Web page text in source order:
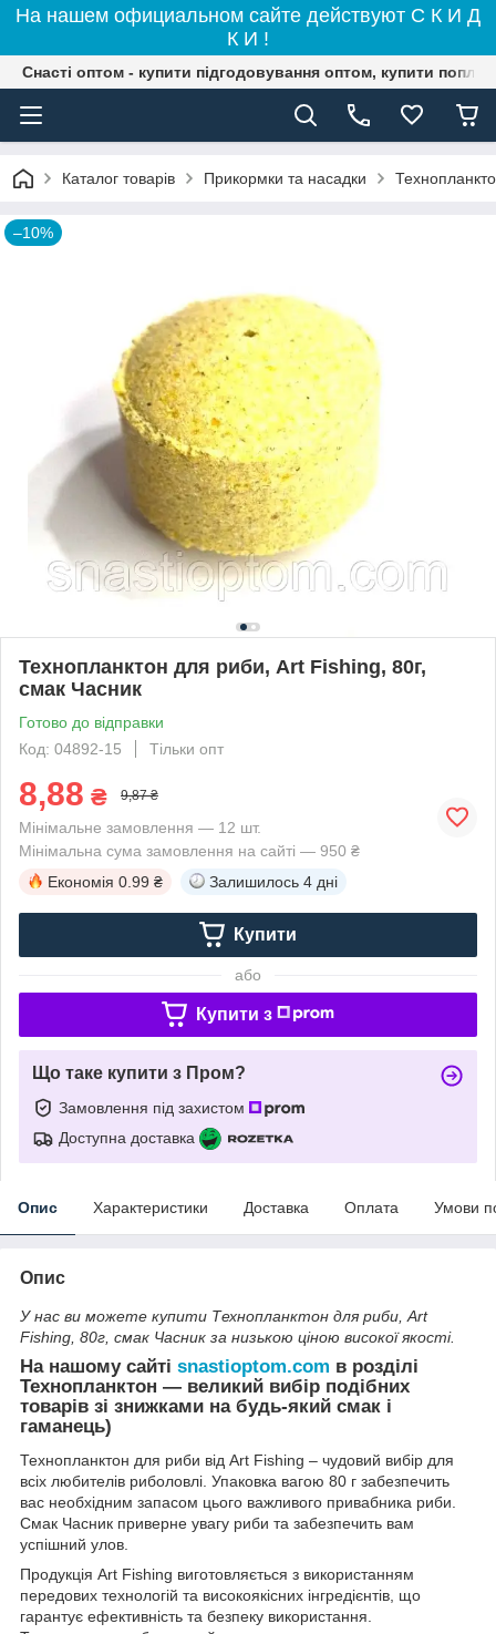
На нашем официальном сайте действуют С К И Д
К И !
Снасті оптом - купити підгодовування оптом, купити
Каталог товарів Прикормки та насадки
–10%
Технопланктон для риби, Art Fishing, 80г,
смак Часник
Готово до відправки
Код: 04892-15
Тільки опт
8,88 ₴ 9,87 ₴
Мінімальне замовлення — 12 шт.
Мінімальна сума замовлення на сайті — 950 ₴
Економія 0.99 ₴ Залишилось 4 дні
Купити
або
Купити з
Що таке купити з Пром?
Замовлення під захистом
Доступна доставка
Опис Характеристики Доставка Оплата Умови
Опис
У нас ви можете купити Технопланктон для риби, Art
Fishing, 80г, смак Часник за низькою ціною високої якості.
На нашому сайті snastioptom.com в розділі
Технопланктон — великий вибір подібних
товарів зі знижками на будь-який смак і
гаманець)
Технопланктон для риби від Art Fishing – чудовий вибір для
всіх любителів риболовлі. Упаковка вагою 80 г забезпечить
вас необхідним запасом цього важливого привабника риби.
Смак Часник приверне увагу риби та забезпечить вам
успішний улов.
Продукція Art Fishing виготовляється з використанням
передових технологій та високоякісних інгредієнтів, що
гарантує ефективність та безпеку використання.